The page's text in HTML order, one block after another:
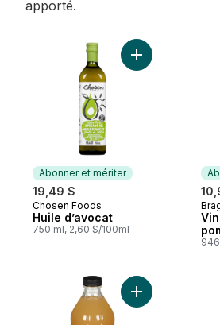
apporté.
Abonner et mériter
19,49 $
Abonner et mériter
Chosen Foods
Huile d’avocat
750 ml, 2,60 $/100ml
Ajouter Huile
Ajouter